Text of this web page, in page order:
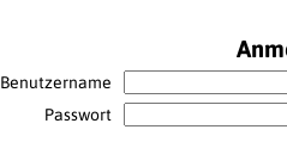
Benutzername
Passwort